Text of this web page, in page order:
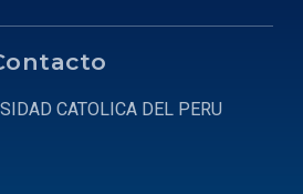
CATOLICA DEL PERU